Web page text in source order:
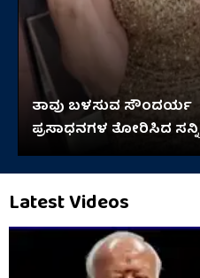
ತಾವು ಬಳಸುವ ಸೌಂದರ್ಯ
ಪ್ರಸಾಧನಗಳ ತೋರಿಸಿದ ಸನ್ನಿ
ಲಿಯೋನಿ
Latest Videos